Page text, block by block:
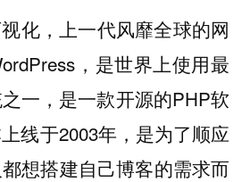
化，上一代风靡全球的网
，是世界上使用最
一，是一款开源的PHP软
线于2003年，是为了顺应
想搭建自己博客的需求而